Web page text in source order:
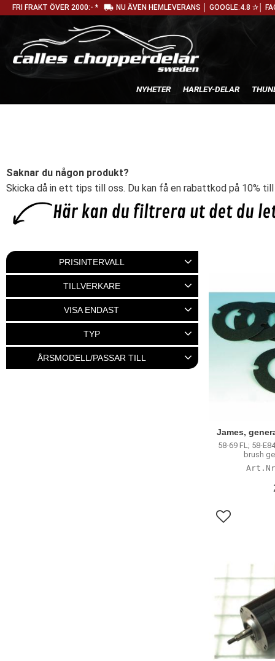
FRI FRAKT ÖVER 2000:- * local_shipping NU ÄVEN HEMLEVERANS │ GOOGLE:4.8 ✰│
NYHETER HARLEY-DELAR
Saknar du någon produkt?
Skicka då in ett tips till oss. Du kan få en rabattkod på 10%
PRISINTERVALL
25 11 075
TILLVERKARE
CYCLE ELECTRIC 6 MCS 8
Visa fler
VISA ENDAST
TYP
Generator
ÅRSMODELL/PASSAR TILL
James,
58-69 FL; 58-
brush
Lägg till i